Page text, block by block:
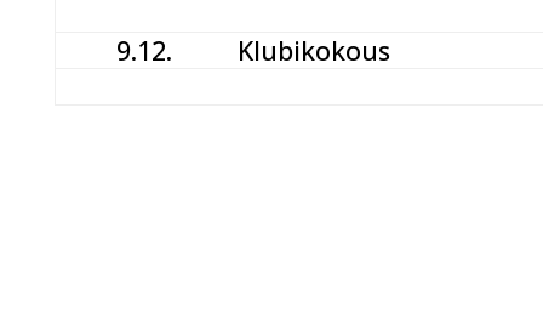
9.12. Klubikokous